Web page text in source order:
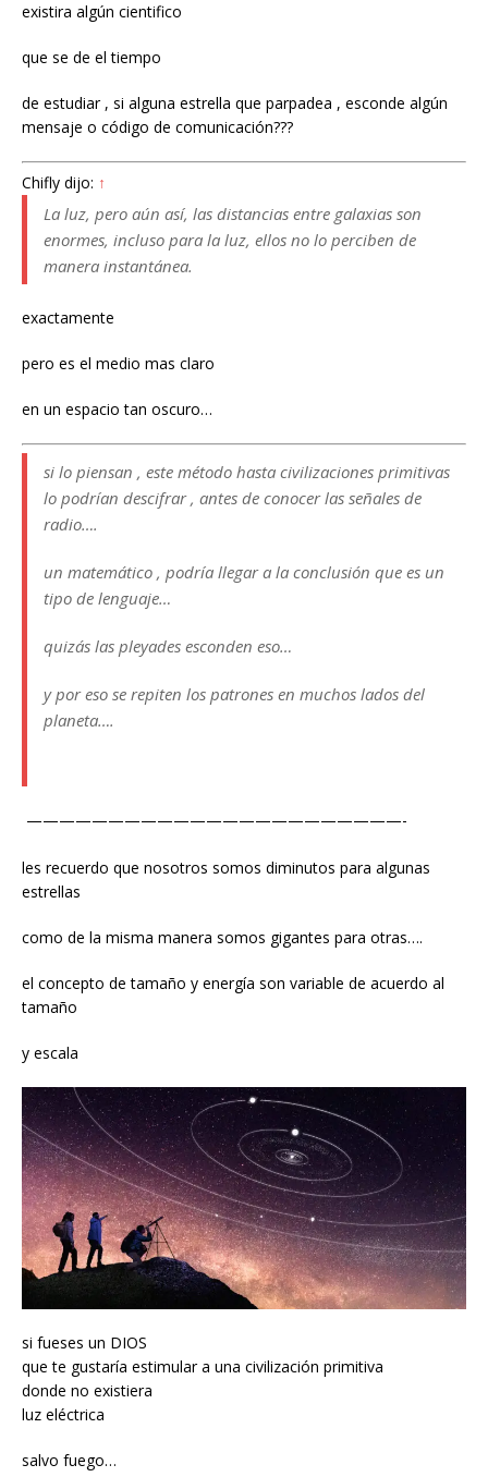
existira algún cientifico
que se de el tiempo
de estudiar , si alguna estrella que parpadea , esconde algún
mensaje o código de comunicación???
Chifly dijo: ↑
La luz, pero aún así, las distancias entre galaxias son
enormes, incluso para la luz, ellos no lo perciben de
manera instantánea.
exactamente
pero es el medio mas claro
en un espacio tan oscuro…
si lo piensan , este método hasta civilizaciones primitivas
lo podrían descifrar , antes de conocer las señales de
radio….
un matemático , podría llegar a la conclusión que es un
tipo de lenguaje…
quizás las pleyades esconden eso…
y por eso se repiten los patrones en muchos lados del
planeta….
———————————————————————-
les recuerdo que nosotros somos diminutos para algunas
estrellas
como de la misma manera somos gigantes para otras….
el concepto de tamaño y energía son variable de acuerdo al
tamaño
y escala
si fueses un DIOS
que te gustaría estimular a una civilización primitiva
donde no existiera
luz eléctrica
salvo fuego…